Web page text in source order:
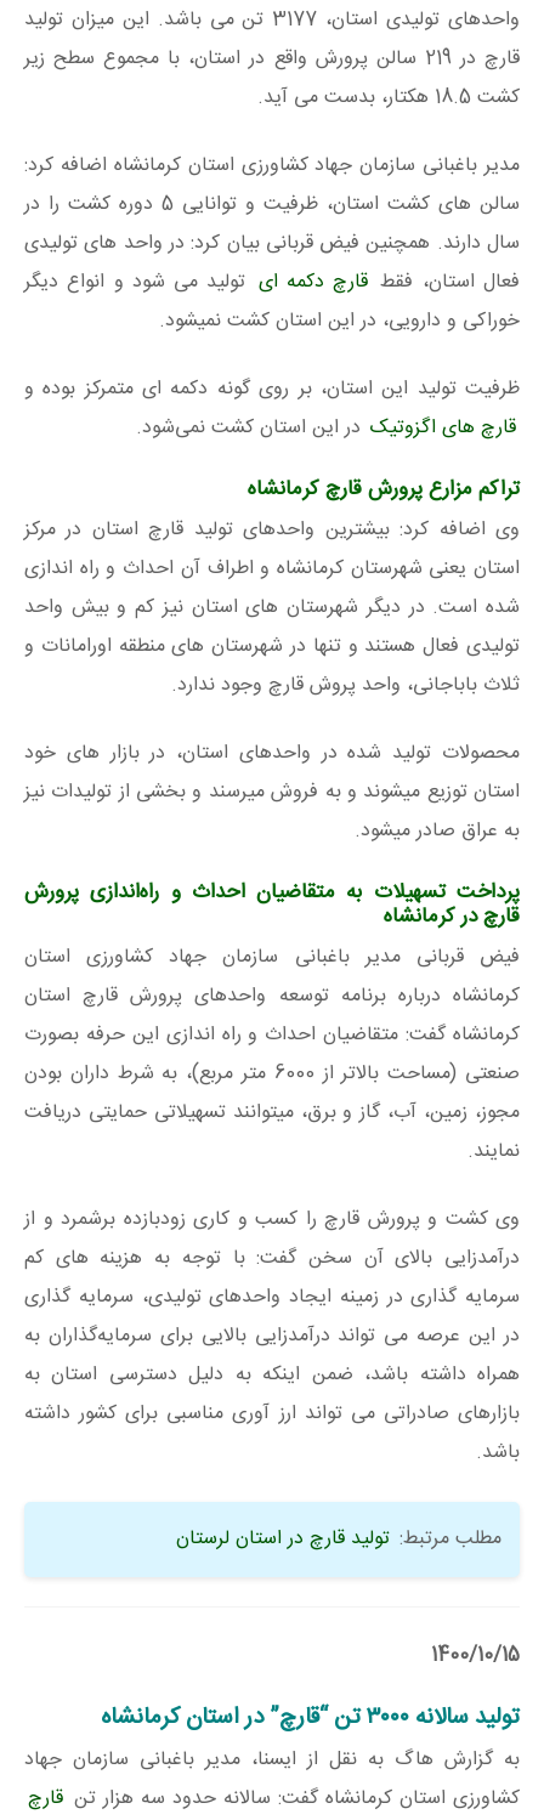
واحدهای تولیدی استان، 3177 تن می باشد. این میزان تولید
قارچ در 219 سالن پرورش واقع در استان، با مجموع سطح زیر
کشت 18.5 هکتار، بدست می آید.
مدیر باغبانی سازمان جهاد کشاورزی استان کرمانشاه اضافه کرد:
سالن های کشت استان، ظرفیت و توانایی 5 دوره کشت را در
سال دارند. همچنین فیض‌ قربانی بیان کرد: در واحد های تولیدی
فعال استان، فقط قارچ دکمه ای تولید می شود و انواع دیگر
خوراکی و دارویی، در این استان کشت نمیشود.
ظرفیت تولید این استان، بر روی گونه دکمه ای متمرکز بوده و
قارچ های اگزوتیک در این استان کشت نمی‌شود.
تراکم مزارع پرورش قارچ کرمانشاه
وی اضافه کرد: بیشترین واحدهای تولید قارچ استان در مرکز
استان یعنی شهرستان کرمانشاه و اطراف آن احداث و راه اندازی
شده است. در دیگر شهرستان‌ های استان نیز کم و بیش واحد
تولیدی فعال هستند و تنها در شهرستان‌ های منطقه اورامانات و
ثلاث باباجانی، واحد پروش قارچ وجود ندارد.
محصولات تولید شده در واحدهای استان، در بازار های خود
استان توزیع میشوند و به فروش میرسند و بخشی از تولیدات نیز
به عراق صادر میشود.
پرداخت تسهیلات به متقاضیان احداث و راه‌اندازی پرورش
قارچ در کرمانشاه
فیض‌ قربانی مدیر باغبانی سازمان جهاد کشاورزی استان
کرمانشاه درباره برنامه توسعه واحدهای پرورش قارچ استان
کرمانشاه گفت: متقاضیان احداث و راه اندازی این حرفه بصورت
صنعتی (مساحت بالاتر از 6000 متر مربع)، به شرط داران بودن
مجوز، زمین، آب، گاز و برق، میتوانند تسهیلاتی حمایتی دریافت
نمایند.
وی کشت و پرورش قارچ را کسب و کاری زودبازده برشمرد و از
درآمدزایی بالای آن سخن گفت: با توجه به هزینه های کم
سرمایه گذاری در زمینه ایجاد واحدهای تولیدی، سرمایه گذاری
در این عرصه می تواند درآمدزایی بالایی برای سرمایه‌گذاران به
همراه داشته باشد، ضمن اینکه به دلیل دسترسی استان به
بازارهای صادراتی می تواند ارز آوری مناسبی برای کشور داشته
باشد.
مطلب مرتبط: تولید قارچ در استان لرستان
1400/10/15
تولید سالانه ۳۰۰۰ تن “قارچ” در استان کرمانشاه
به گزارش هاگ به نقل از ایسنا، مدیر باغبانی سازمان جهاد
کشاورزی استان کرمانشاه گفت: سالانه حدود سه هزار تن قارچ